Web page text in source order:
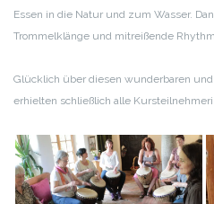
Essen in die Natur und zum Wasser.
Trommelklänge und mitreißende
Glücklich über diesen wunderbaren
erhielten schließlich alle